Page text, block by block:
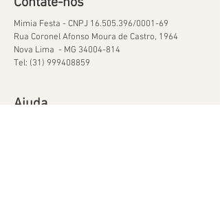
Mimia Festa - CNPJ 16.505.396/0001-69
Rua Coronel Afonso Moura de Castro, 1964
Nova Lima - MG 34004-814
Tel: (31) 999408859
Ajuda